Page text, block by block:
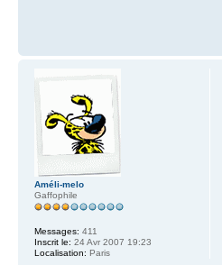
Améli-melo
Gaffophile
Messages: 411
Inscrit le: 24 Avr 2007 19:23
Localisation: Paris